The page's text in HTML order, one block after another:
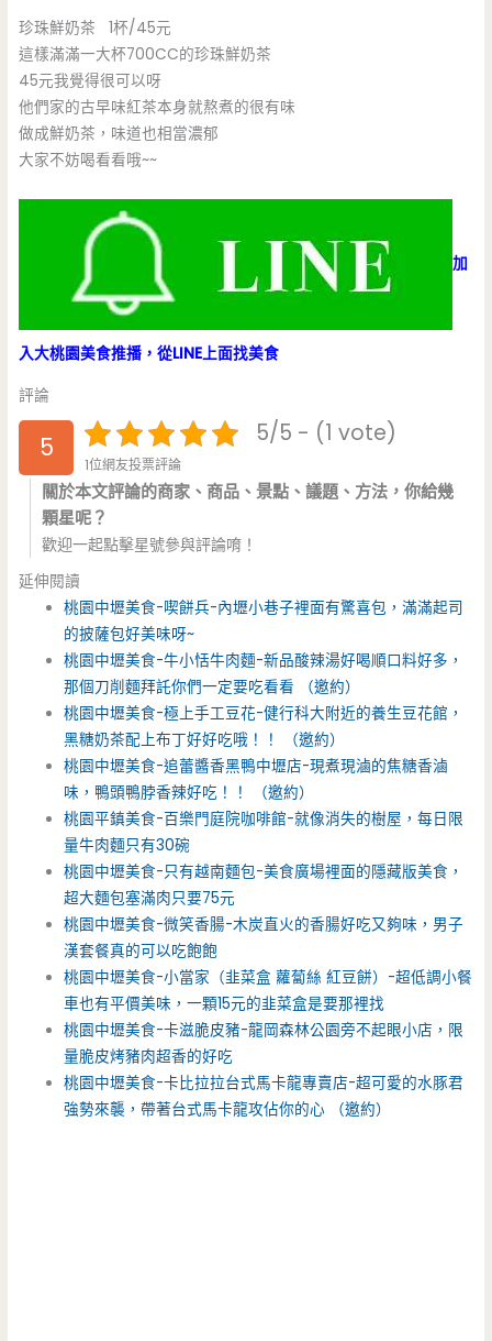
珍珠鮮奶茶 1杯/45元
這樣滿滿一大杯700CC的珍珠鮮奶茶
45元我覺得很可以呀
他們家的古早味紅茶本身就熬煮的很有味
做成鮮奶茶，味道也相當濃郁
大家不妨喝看看哦~~
加
入大桃園美食推播，從LINE上面找美食
評論
5 5/5 - (1 vote)
1位網友投票評論
關於本文評論的商家、商品、景點、議題、方法，你給幾
顆星呢？
歡迎一起點擊星號參與評論唷！
延伸閱讀
桃園中壢美食-喫餅兵-內壢小巷子裡面有驚喜包，滿滿起司
的披薩包好美味呀~
桃園中壢美食-牛小恬牛肉麵-新品酸辣湯好喝順口料好多，
那個刀削麵拜託你們一定要吃看看 （邀約）
桃園中壢美食-極上手工豆花-健行科大附近的養生豆花館，
黑糖奶茶配上布丁好好吃哦！！ （邀約）
桃園中壢美食-追蕾醬香黑鴨中壢店-現煮現滷的焦糖香滷
味，鴨頭鴨脖香辣好吃！！ （邀約）
桃園平鎮美食-百樂門庭院咖啡館-就像消失的樹屋，每日限
量牛肉麵只有30碗
桃園中壢美食-只有越南麵包-美食廣場裡面的隱藏版美食，
超大麵包塞滿肉只要75元
桃園中壢美食-微笑香腸-木炭直火的香腸好吃又夠味，男子
漢套餐真的可以吃飽飽
桃園中壢美食-小當家（韭菜盒 蘿蔔絲 紅豆餅）-超低調小餐
車也有平價美味，一顆15元的韭菜盒是要那裡找
桃園中壢美食-卡滋脆皮豬-龍岡森林公園旁不起眼小店，限
量脆皮烤豬肉超香的好吃
桃園中壢美食-卡比拉拉台式馬卡龍專賣店-超可愛的水豚君
強勢來襲，帶著台式馬卡龍攻佔你的心 （邀約）